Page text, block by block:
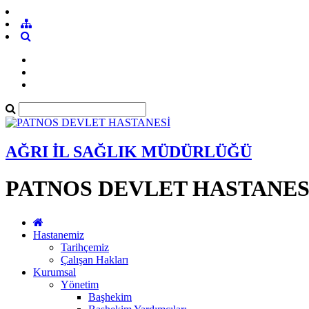
AĞRI İL SAĞLIK MÜDÜRLÜĞÜ
PATNOS DEVLET
Hastanemiz
Tarihçemiz
Çalışan Hakları
Kurumsal
Yönetim
Başhekim